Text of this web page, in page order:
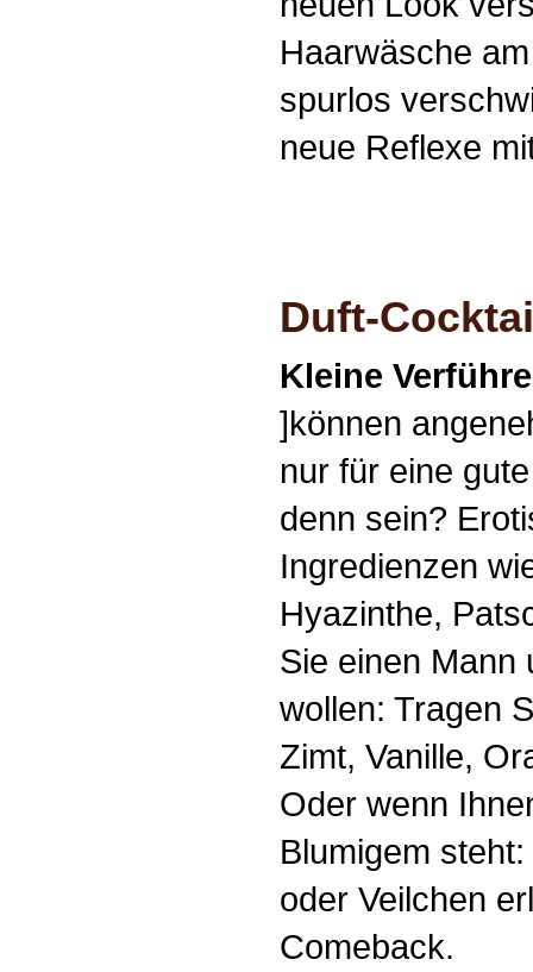
Haarwäsche
spurlos
neue Reflexe
Duft-
Kleine
]können
nur für eine
denn sein?
Ingredienzen
Hyazinthe,
Sie einen Mann
wollen: Tragen
Zimt, Vanille,
Oder wenn
Blumigem
oder Veilchen
Comeback.